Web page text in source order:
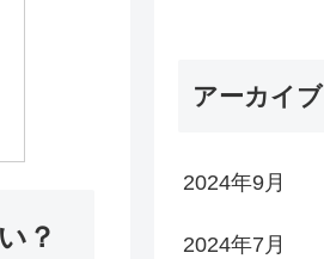
？
アーカイブ
2024年9月
2024年7月